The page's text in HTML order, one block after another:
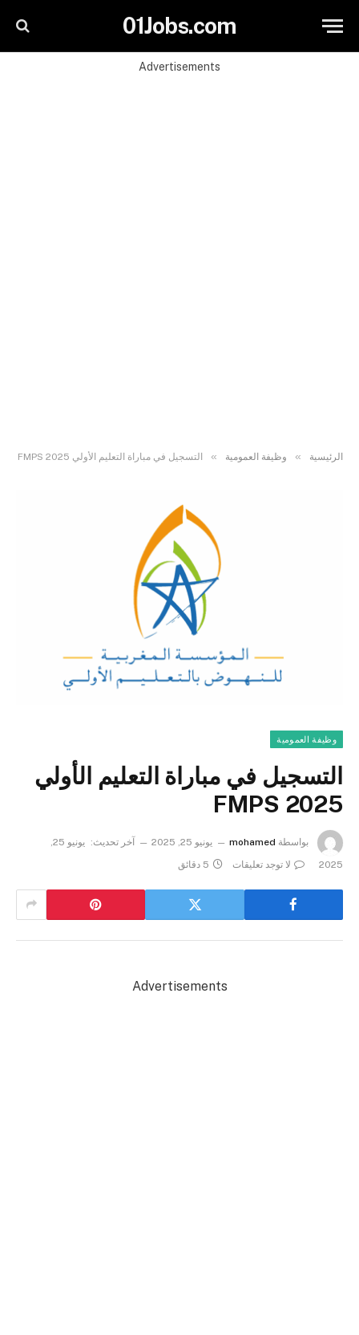
01Jobs.com
Advertisements
الرئيسية » وظيفة العمومية » التسجيل في مباراة التعليم الأولي 2025 FMPS
وظيفة العمومية
التسجيل في مباراة التعليم الأولي
2025 FMPS
بواسطة mohamed يونيو 25, 2025 آخر تحديث:
2025
لا توجد تعليقات 5 دقائق
Advertisements